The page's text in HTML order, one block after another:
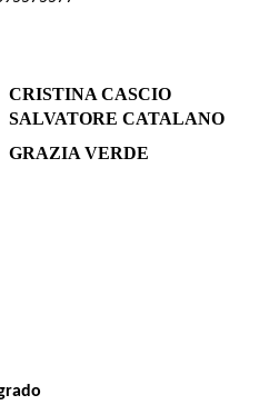
CRISTINA CASCIO
SALVATORE CATALANO
GRAZIA VERDE